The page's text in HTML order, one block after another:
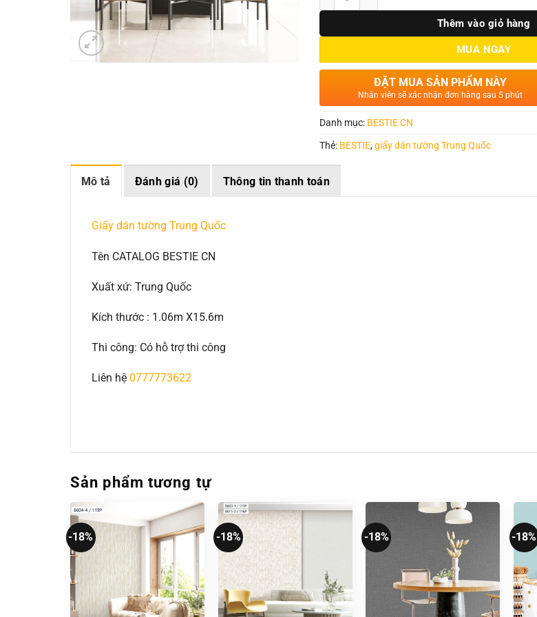
Thêm vào giỏ hàng
MUA NGAY
ĐẶT MUA SẢN PHẨM NÀY
Nhân viên sẽ xác nhận đơn hàng sau 5 phút
Danh mục: BESTIE CN
Thẻ: BESTIE,giấy dán tường Trung Quốc
Mô tả Đánh giá (0) Thông tin thanh toán
Giấy dán tường Trung Quốc
Tên CATALOG BESTIE CN
Xuất xứ: Trung Quốc
Kích thước : 1.06m X15.6m
Thi công: Có hỗ trợ thi công
Liên hệ 0777773622
Sản phẩm tương tự
-18% -18% -18% -18%